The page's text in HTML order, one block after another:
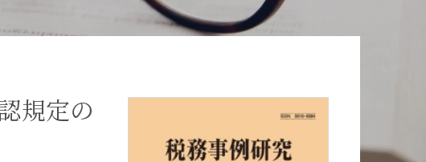
中国法務
ヘルスケア
ア・通信
規定の